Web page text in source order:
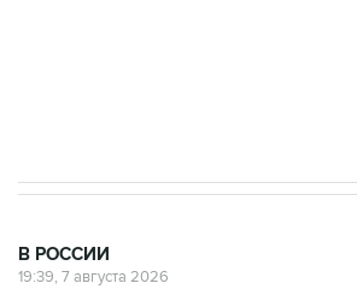
В РОССИИ
19:39, 7 августа 2026